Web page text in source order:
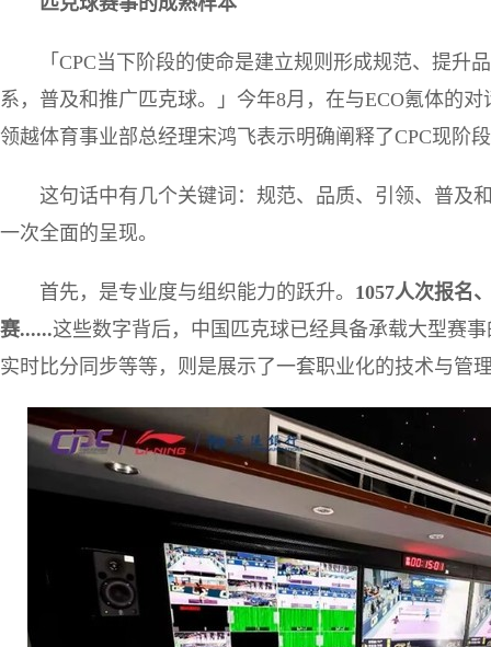
「CPC当下阶段的使命是建立规则形成规范、提
系，普及和推广匹克球。」今年8月，在与ECO氪体的
领越体育事业部总经理宋鸿飞表示明确阐释了CPC现阶
这句话中有几个关键词：规范、品质、引领、普及
一次全面的呈现。
首先，是专业度与组织能力的跃升。 1057人次报名
赛......这些数字背后，中国匹克球已经具备承载大型赛
实时比分同步等等，则是展示了一套职业化的技术与管